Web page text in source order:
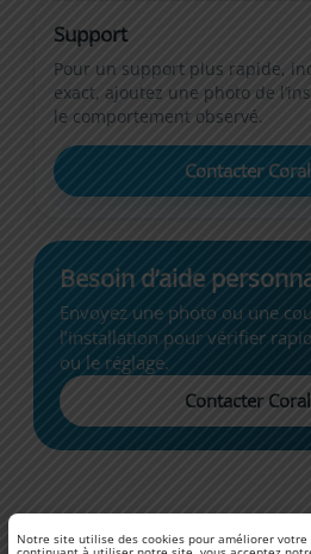
Notre site utilise des cookies pour améliorer votre
Support
Pour un support plus rapide,
exact, ajoutez une photo de
le comportement observé.
Contacter
Besoin d’aide
Envoyez une photo ou une
l’installation pour vérifier
ou le réglage.
Contacter